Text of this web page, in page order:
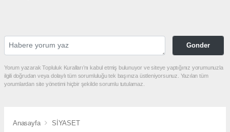
Gonder
Yorum yazarak Topluluk Kuralları’nı kabul etmiş bulunuyor ve siteye yaptığınız yorumunuzla
ilgili doğrudan veya dolaylı tüm sorumluluğu tek başınıza üstleniyorsunuz. Yazılan tüm
yorumlardan site yönetimi hiçbir şekilde sorumlu tutulamaz.
Anasayfa SİYASET